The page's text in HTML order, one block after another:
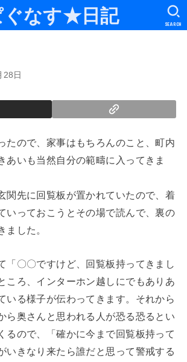
ぐなす★日記 SEARCH
28日
たので、家事はもちろんのこと、町内
あいも当然自分の範疇に入ってきま
関先に回覧板が置かれていたので、着
いっておこうとその場で読んで、裏の
ました。
「〇〇ですけど、回覧板持ってきまし
ころ、インターホン越しにでもありあ
いる様子が伝わってきます。それから
ら奥さんと思われる人が恐る恐るとい
るので、「確かに今まで回覧板持って
いきなり来たら誰だと思って警戒する